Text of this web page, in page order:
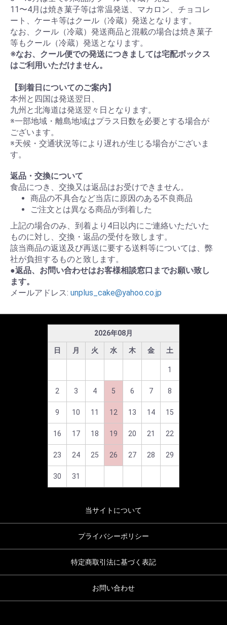
11〜4月は焼き菓子等は常温発送、マカロン、チョコレ
ート、ケーキ等はクール（冷蔵）発送となります。
なお、クール（冷蔵）発送商品と混載の場合は焼き菓子
等もクール（冷蔵）発送となります。
※なお、クール便での発送につきましては宅配ボックス
はご利用いただけません。
【到着日についてのご案内】
本州と四国は発送翌日、
九州と北海道は発送翌々日となります。
※一部地域・離島地域はプラス日数を必要とする場合が
ございます。
※天候・交通状況等により遅れが生じる場合がございま
す。
返品・交換について
食品につき、交換又は返品はお受けできません。
商品の不具合など当店に原因のある不良商品
ご注文とは異なる商品が到着した
上記の場合のみ、到着より4日以内にご連絡いただいた
ものに対し、交換・返品の受付を致します。
該当商品の返送及び再送に要する送料等については、弊
社が負担するものと致します。
●返品、お問い合わせはお客様相談窓口までお願い致し
ます。
メールアドレス: unplus_cake@yahoo.co.jp
2026年08月
日 月 火 水 木 金 土
1
2 3 4 5 6 7 8
9 10 11 12 13 14 15
16 17 18 19 20 21 22
23 24 25 26 27 28 29
30 31
当サイトについて
プライバシーポリシー
特定商取引法に基づく表記
お問い合わせ